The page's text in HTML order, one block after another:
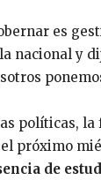
es
nacional y
políticas,
próximo
de